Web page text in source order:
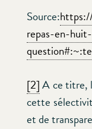
Source:
repas-en-huit-
[2]A ce titre,
cette
et de